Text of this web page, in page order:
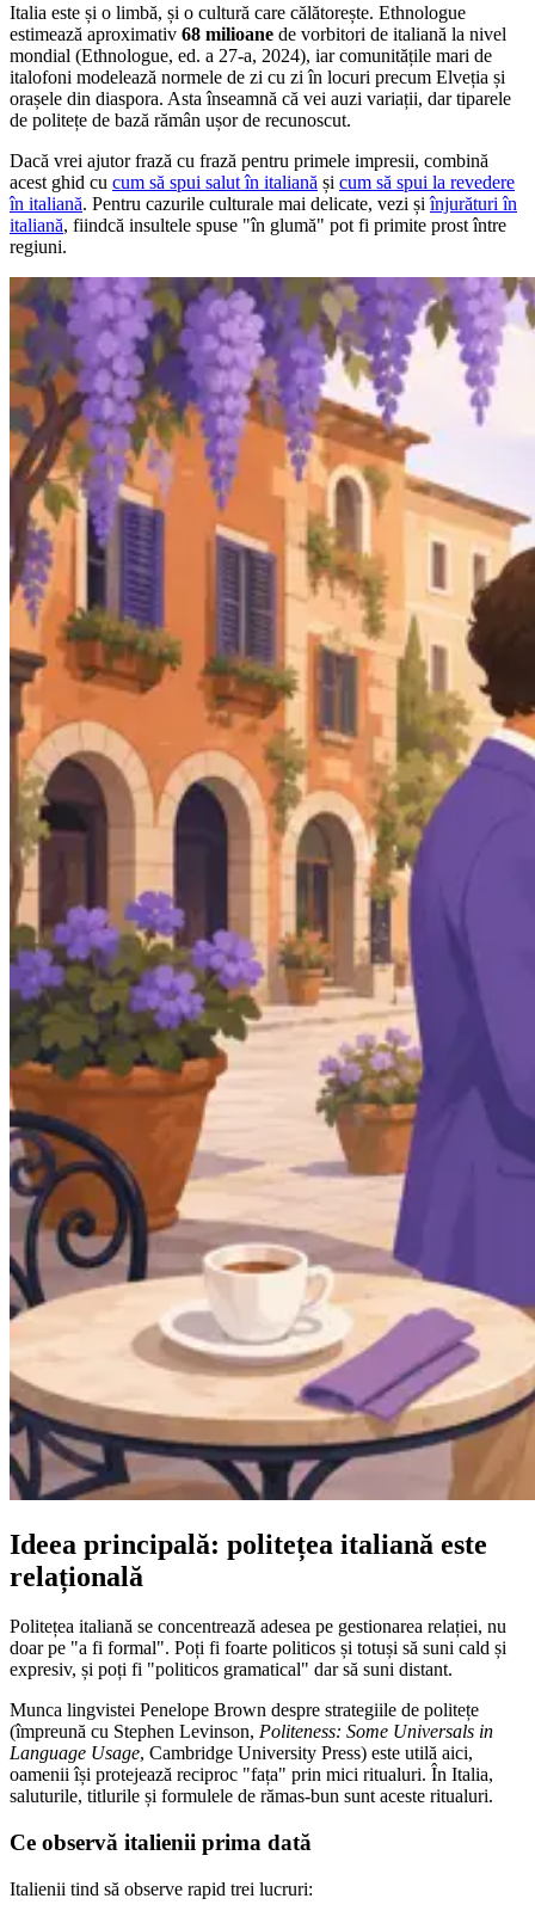
Italia este și o limbă, și o cultură care călătorește. Ethnologue
estimează aproximativ 68 milioane de vorbitori de italiană la nivel
mondial (Ethnologue, ed. a 27-a, 2024), iar comunitățile mari de
italofoni modelează normele de zi cu zi în locuri precum Elveția și
orașele din diaspora. Asta înseamnă că vei auzi variații, dar tiparele
de politețe de bază rămân ușor de recunoscut.
Dacă vrei ajutor frază cu frază pentru primele impresii, combină
acest ghid cu cum să spui salut în italiană și cum să spui la revedere
în italiană. Pentru cazurile culturale mai delicate, vezi șiînjurături în
italiană, fiindcă insultele spuse "în glumă" pot fi primite prost între
regiuni.
Ideea principală: politețea italiană este
relațională
Politețea italiană se concentrează adesea pe gestionarea relației, nu
doar pe "a fi formal". Poți fi foarte politicos și totuși să suni cald și
expresiv, și poți fi "politicos gramatical" dar să suni distant.
Munca lingvistei Penelope Brown despre strategiile de politețe
(împreună cu Stephen Levinson, Politeness: Some Universals in
Language Usage, Cambridge University Press) este utilă aici,
oamenii își protejează reciproc "fața" prin mici ritualuri. În Italia,
saluturile, titlurile și formulele de rămas-bun sunt aceste ritualuri.
Ce observă italienii prima dată
Italienii tind să observe rapid trei lucruri: